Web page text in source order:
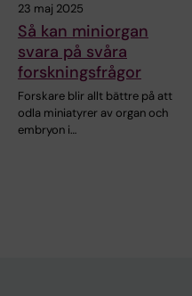
23 maj 2025
Så kan miniorgan
svara på svåra
forskningsfrågor
Forskare blir allt bättre på att
odla miniatyrer av organ och
embryon i…